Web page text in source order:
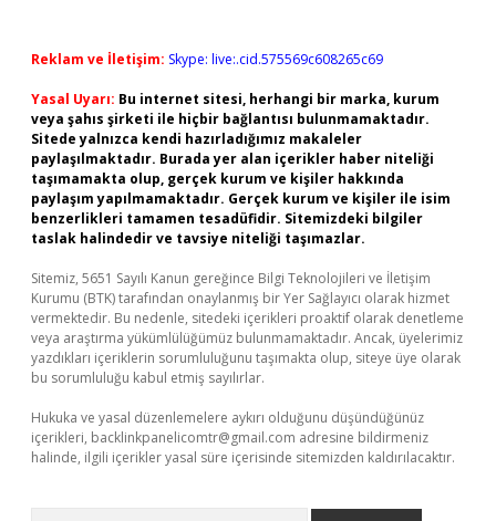
Reklam ve İletişim: Skype: live:.cid.575569c608265c69
Yasal Uyarı: Bu internet sitesi, herhangi bir marka, kurum
veya şahıs şirketi ile hiçbir bağlantısı bulunmamaktadır.
Sitede yalnızca kendi hazırladığımız makaleler
paylaşılmaktadır. Burada yer alan içerikler haber niteliği
taşımamakta olup, gerçek kurum ve kişiler hakkında
paylaşım yapılmamaktadır. Gerçek kurum ve kişiler ile isim
benzerlikleri tamamen tesadüfidir. Sitemizdeki bilgiler
taslak halindedir ve tavsiye niteliği taşımazlar.
Sitemiz, 5651 Sayılı Kanun gereğince Bilgi Teknolojileri ve İletişim
Kurumu (BTK) tarafından onaylanmış bir Yer Sağlayıcı olarak hizmet
vermektedir. Bu nedenle, sitedeki içerikleri proaktif olarak denetleme
veya araştırma yükümlülüğümüz bulunmamaktadır. Ancak, üyelerimiz
yazdıkları içeriklerin sorumluluğunu taşımakta olup, siteye üye olarak
bu sorumluluğu kabul etmiş sayılırlar.
Hukuka ve yasal düzenlemelere aykırı olduğunu düşündüğünüz
içerikleri, backlinkpanelicomtr@gmail.com adresine bildirmeniz
halinde, ilgili içerikler yasal süre içerisinde sitemizden kaldırılacaktır.